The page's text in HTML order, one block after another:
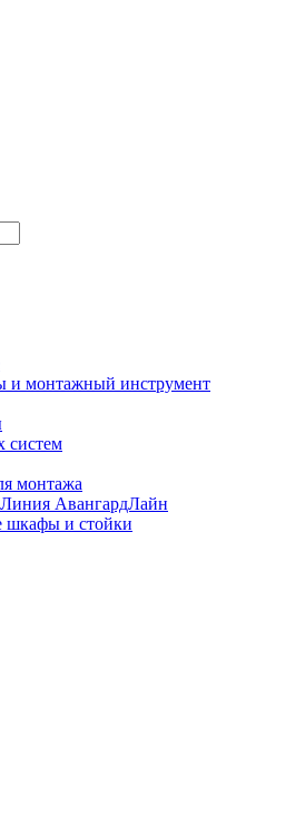
и монтажный инструмент
систем
монтажа
АвангардЛайн
шкафы и стойки